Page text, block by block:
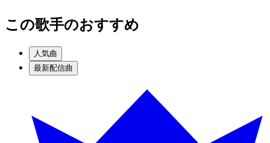
この歌手のおすすめ
人気曲
最新配信曲